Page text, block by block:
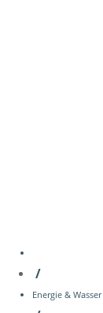
/
Energie & Wasser